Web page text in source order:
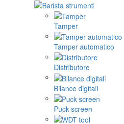
Tamper
Tamper automatico
Distributore
Bilance digitali
Puck screen